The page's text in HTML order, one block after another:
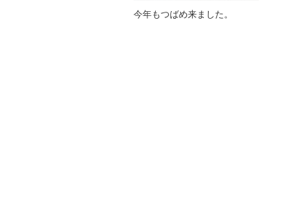
今年もつばめ来ました。